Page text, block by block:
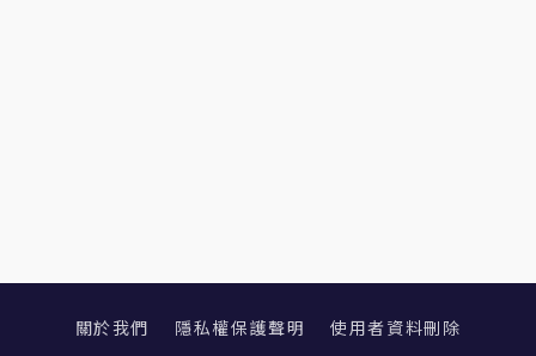
關於我們 隱私權保護聲明 使用者資料刪除